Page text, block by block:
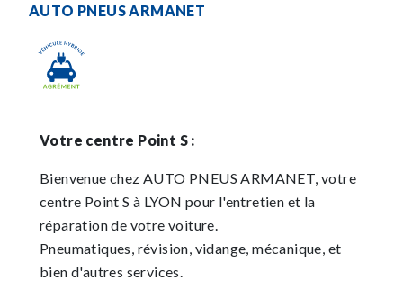
AUTO PNEUS ARMANET
Votre centre Point S :
Bienvenue chez AUTO PNEUS ARMANET, votre
centre Point S à LYON pour l'entretien et la
réparation de votre voiture.
Pneumatiques, révision, vidange, mécanique, et
bien d'autres services.